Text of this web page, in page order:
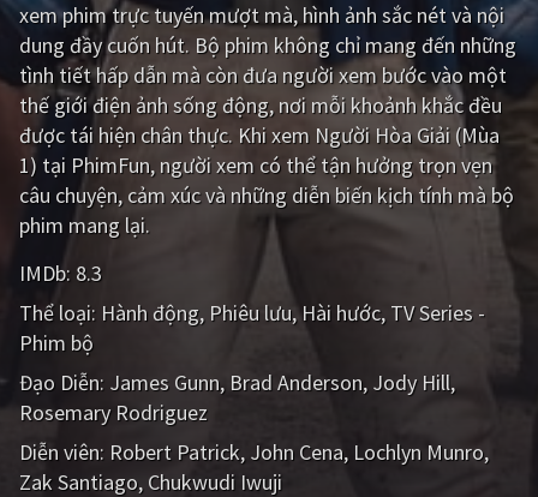
Tổng hợp
CẬP NHẬT
PHIM MỚI
PHIM BỘ
PHIM LẺ
PHIM CHIẾU RẠP
TUYỂN TẬP PHIM
BLOG
xem phim trực tuyến mượt mà, hình ảnh sắc nét và nội
dung đầy cuốn hút. Bộ phim không chỉ mang đến những
tình tiết hấp dẫn mà còn đưa người xem bước vào một
thế giới điện ảnh sống động, nơi mỗi khoảnh khắc đều
được tái hiện chân thực. Khi xem Người Hòa Giải (Mùa
1) tại PhimFun, người xem có thể tận hưởng trọn vẹn
câu chuyện, cảm xúc và những diễn biến kịch tính mà bộ
phim mang lại.
IMDb: 8.3
Thể loại: Hành động Phiêu lưu Hài hước TV Series -
Phim bộ
Đạo Diễn: James Gunn Brad Anderson Jody Hill
Rosemary Rodriguez
Diễn viên: Robert Patrick John Cena Lochlyn Munro
Zak Santiago Chukwudi Iwuji